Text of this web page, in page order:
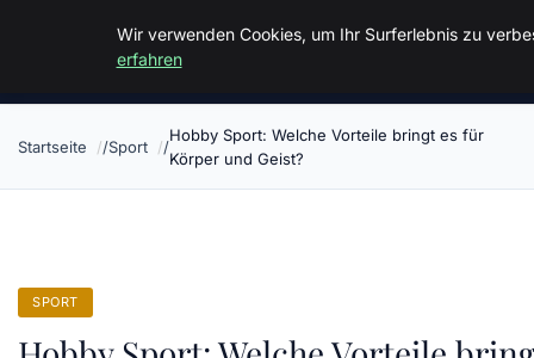
Malzminden
Startseite Sport
Hobby Sport: Welche Vorteile bringt es für
Körper und Geist?
SPORT
Wir verwenden Cookies, um Ihr Surferlebnis zu
erfahren